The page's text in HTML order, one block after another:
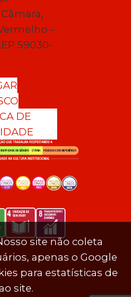
–
59030-
DE
site não coleta
apenas o Google
para estatísticas de
site.